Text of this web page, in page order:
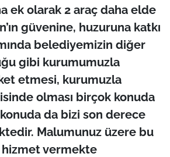
ek olarak 2 araç daha elde
güvenine, huzuruna katkı
belediyemizin diğer
gibi kurumumuzla
etmesi, kurumuzla
olması birçok konuda
da bizi son derece
Malumunuz üzere bu
hizmet vermekte